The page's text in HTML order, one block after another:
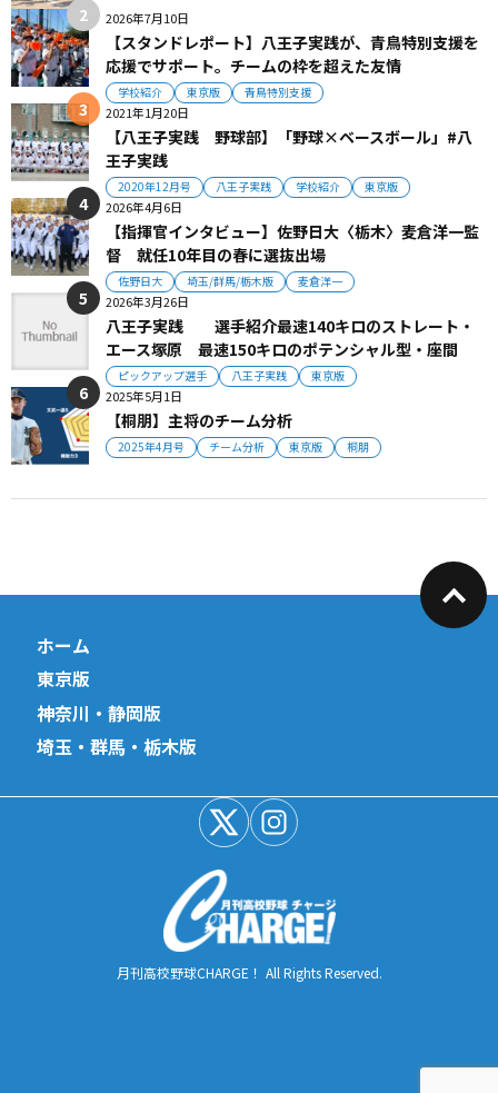
2026年7月10日
【スタンドレポート】八王子実践が、青鳥特別支援を
応援でサポート。チームの枠を超えた友情
学校紹介 東京版 青鳥特別支援
2021年1月20日
【八王子実践 野球部】「野球×ベースボール」#八
王子実践
2020年12月号 八王子実践 学校紹介 東京版
2026年4月6日
【指揮官インタビュー】佐野日大〈栃木〉麦倉洋一監
督 就任10年目の春に選抜出場
佐野日大 埼玉/群馬/栃木版 麦倉洋一
2026年3月26日
八王子実践 選手紹介最速140キロのストレート・
エース塚原 最速150キロのポテンシャル型・座間
ピックアップ選手 八王子実践 東京版
2025年5月1日
【桐朋】主将のチーム分析
2025年4月号 チーム分析 東京版 桐朋
ホーム
東京版
神奈川・静岡版
埼玉・群馬・栃木版
月刊高校野球CHARGE！ All Rights Reserved.